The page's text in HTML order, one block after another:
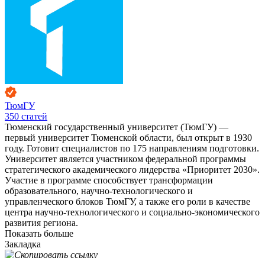
ТюмГУ
350 статей
Тюменский государственный университет (ТюмГУ) —
первый университет Тюменской области, был открыт в 1930
году. Готовит специалистов по 175 направлениям подготовки.
Университет является участником федеральной программы
стратегического академического лидерства «Приоритет 2030».
Участие в программе способствует трансформации
образовательного, научно-технологического и
управленческого блоков ТюмГУ, а также его роли в качестве
центра научно-технологического и социально-экономического
развития региона.
Показать больше
Закладка